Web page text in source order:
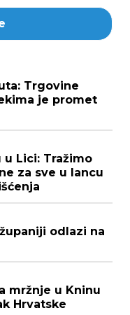
Trgovine
je promet
u Lici: Tražimo
za sve u lancu
odlazi na
mržnje u Kninu
Hrvatske